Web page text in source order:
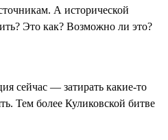
А исторической
Это как? Возможно ли это?
сейчас — затирать какие-то
Тем более Куликовской битве